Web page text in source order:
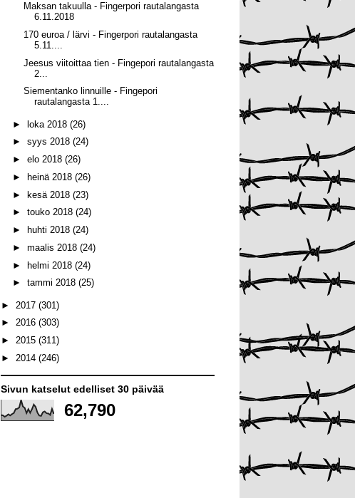
Maksan takuulla - Fingerpori rautalangasta
6.11.2018
170 euroa / lärvi - Fingerpori rautalangasta
5.11....
Jeesus viitoittaa tien - Fingepori rautalangasta
2...
Siementanko linnuille - Fingepori
rautalangasta 1....
► loka 2018 (26)
► syys 2018 (24)
► elo 2018 (26)
►
heinä 2018 (26)
► kesä 2018 (23)
► touko 2018 (24)
►
huhti 2018 (24)
► maalis 2018 (24)
► helmi 2018 (24)
► tammi 2018 (25)
► 2017 (301)
► 2016 (303)
► 2015 (311)
► 2014 (246)
Sivun katselut edelliset 30 päivää
62,790